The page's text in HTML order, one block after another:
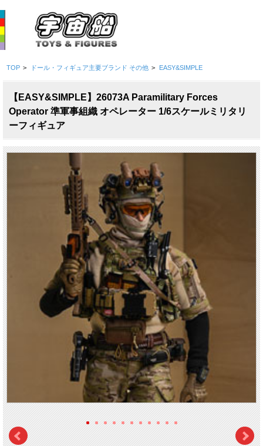
TOP > ドール・フィギュア主要ブランド その他 > EASY&SIMPLE
【EASY&SIMPLE】26073A Paramilitary Forces
Operator 準軍事組織 オペレーター 1/6スケールミリタリ
ーフィギュア